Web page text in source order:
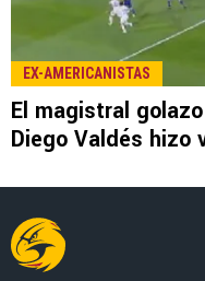
EX-AMERICANISTAS
El magistral
Diego Valdés hizo